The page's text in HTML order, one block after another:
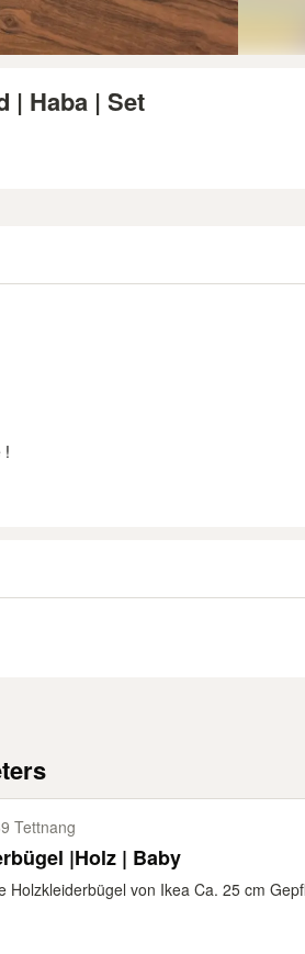
| Haba | Set
!
Tettnang
|Holz | Baby
Holzkleiderbügel von Ikea Ca. 25 cm